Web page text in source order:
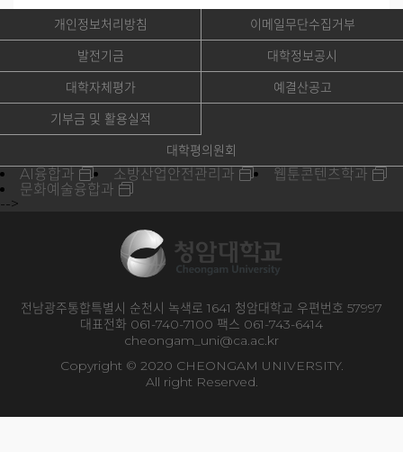
개인정보처리방침
이메일무단수집거부
발전기금
대학정보공시
대학자체평가
예결산공고
기부금 및 활용실적
대학평의원회
AI융합과 소방산업안전관리과
웹툰콘텐츠학과
문화예술융합과
-->
전남광주통합특별시 순천시 녹색로 1641 청암대학교 우편번호 57997
대표전화 061-740-7100 팩스 061-743-6414
cheongam_uni@ca.ac.kr
Copyright © 2020 CHEONGAM UNIVERSITY.
All right Reserved.